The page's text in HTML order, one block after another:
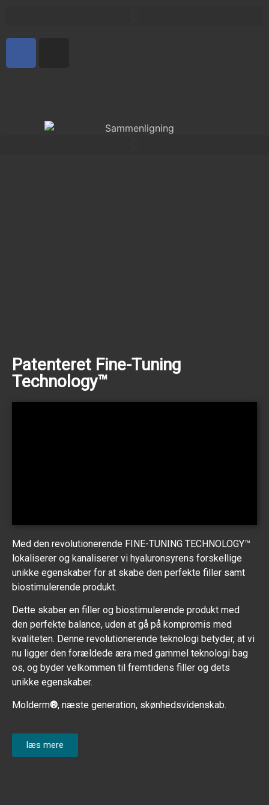
Patenteret Fine-Tuning
Technology™
Med den revolutionerende FINE-TUNING TECHNOLOGY™
lokaliserer og kanaliserer vi hyaluronsyrens forskellige
unikke egenskaber for at skabe den perfekte filler samt
biostimulerende produkt.
Dette skaber en filler og biostimulerende produkt med
den perfekte balance, uden at gå på kompromis med
kvaliteten. Denne revolutionerende teknologi betyder, at vi
nu ligger den forældede æra med gammel teknologi bag
os, og byder velkommen til fremtidens filler og dets
unikke egenskaber.
Molderm®, næste generation, skønhedsvidenskab.
læs mere